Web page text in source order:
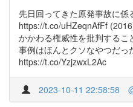
先日回ってきた原発事故に
https://t.co/uHZeqnAfFf
かかわる権威性を批判する
事例はほんとクソなやつだっ
https://t.co/YzjzwxL2Ac
2023-10-11 22:58:58